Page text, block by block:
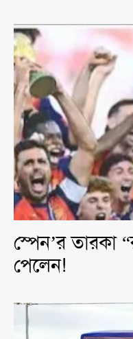
স্পেন’র তারকা
পেলেন!